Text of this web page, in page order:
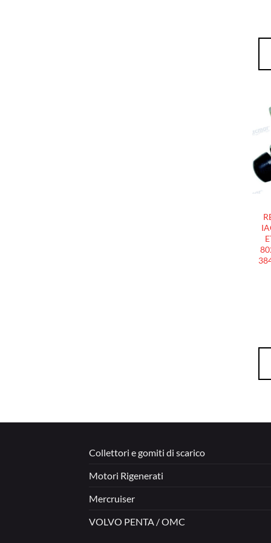
Collettori e gomiti di scarico
Motori Rigenerati
Mercruiser
VOLVO PENTA / OMC